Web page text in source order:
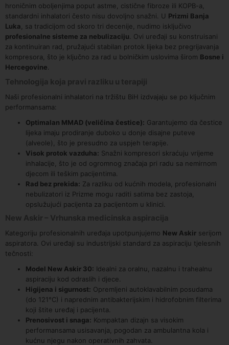
hroničnim oboljenjima poput astme, cistične fibroze ili KOPB-a,
standardni inhalatori često nisu dovoljno snažni. U Prizmi Banja
Luka , sa tradicijom od skoro tri decenije, nudimo isključivo
profesionalne sisteme za nebulizaciju . Ovi uređaji su konstruisani
za kontinuiran rad, pružajući stabilan protok lijeka bez pregrijavanja
kompresora, što je ključno za rad u bolničkim uslovima širom Bosne i
Hercegovine
Naši profesionalni inhalatori na tržištu BiH izdvajaju se po ključnim
performansama:
Optimalan MMAD (veličina čestice): Garantujemo da čestice
lijeka imaju prodiranje duboko u donje disajne puteve
(alveole), što je presudno za uspjeh terapije.
Visok protok vazduha: Snažni kompresori skraćuju vrijeme
inhalacije, što je od ogromnog značaja pri radu sa nemirnom
djecom ili teškim pacijentima.
Rad bez prekida: Za razliku od kućnih modela, profesionalni
nebulizatori iz Prizme mogu raditi satima bez zastoja,
opslužujući pacijenta za pacijentom u klinici.
Kategoriju profesionalnih uređaja upotpunjujemo New Askir serijom
aspiratora. Ovi uređaji su industrijski standard za aspiraciju tjelesnih
tečnosti:
Model New Askir 30: Idealni za oralnu, nazalnu i trahealnu
aspiraciju kod odraslih i djece.
Higijena i sigurnost: Opremljeni autoklavabilnim posudama
(do 121°C) i naprednim antibakterijskim i hidrofobnim filterima
koji štite uređaj i pacijenta.
Prenosivost i snaga: Kompaktan dizajn sa visokim
performansama usisavanja, pogodan za ambulantna kola i
kućnu njegu nakon operativnih zahvata.